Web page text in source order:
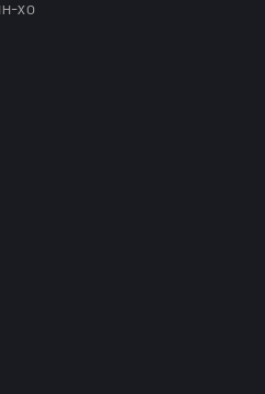
хо